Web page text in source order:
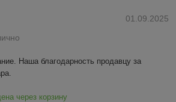
01.09.2025
Наша благодарность продавцу за
через корзину